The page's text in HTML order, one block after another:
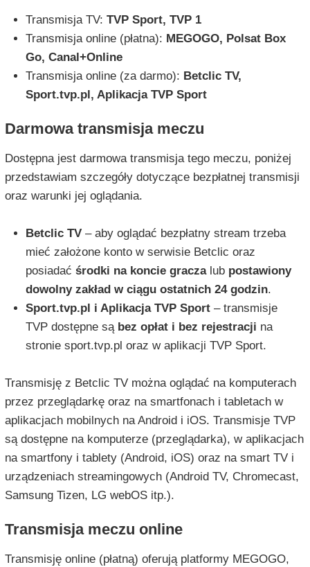
Transmisja TV: TVP Sport, TVP 1
Transmisja online (płatna): MEGOGO, Polsat Box
Go, Canal+Online
Transmisja online (za darmo): Betclic TV,
Sport.tvp.pl, Aplikacja TVP Sport
Darmowa transmisja meczu
Dostępna jest darmowa transmisja tego meczu, poniżej
przedstawiam szczegóły dotyczące bezpłatnej transmisji
oraz warunki jej oglądania.
Betclic TV– aby oglądać bezpłatny stream trzeba
mieć założone konto w serwisie Betclic oraz
posiadać środki na koncie graczalub postawiony
dowolny zakład w ciągu ostatnich 24 godzin.
Sport.tvp.pl i Aplikacja TVP Sport– transmisje
TVP dostępne są bez opłat i bez rejestracji na
stronie sport.tvp.pl oraz w aplikacji TVP Sport.
Transmisję z Betclic TV można oglądać na komputerach
przez przeglądarkę oraz na smartfonach i tabletach w
aplikacjach mobilnych na Android i iOS. Transmisje TVP
są dostępne na komputerze (przeglądarka), w aplikacjach
na smartfony i tablety (Android, iOS) oraz na smart TV i
urządzeniach streamingowych (Android TV, Chromecast,
Samsung Tizen, LG webOS itp.).
Transmisja meczu online
Transmisję online (płatną) oferują platformy MEGOGO,